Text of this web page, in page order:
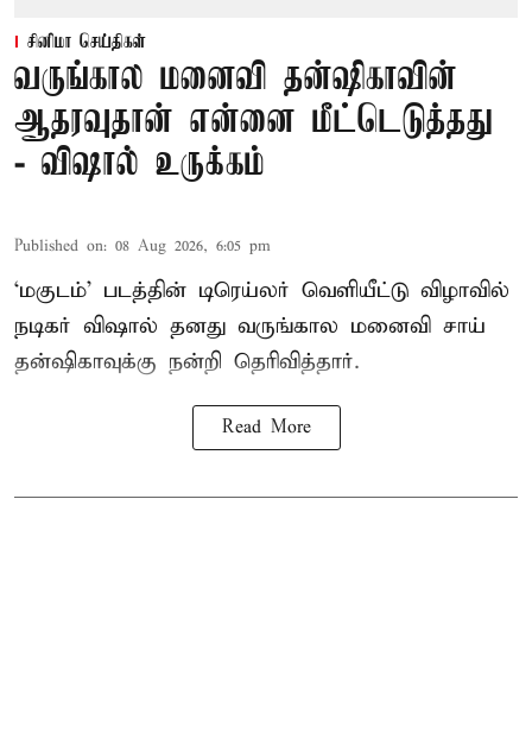
சினிமா செய்திகள்
வருங்கால மனைவி தன்ஷிகாவின்
ஆதரவுதான் என்னை மீட்டெடுத்தது
- விஷால் உருக்கம்
Published on: 08 Aug 2026, 6:05 pm
‘மகுடம்’ படத்தின் டிரெய்லர் வெளியீட்டு விழாவில்
நடிகர் விஷால் தனது வருங்கால மனைவி சாய்
தன்ஷிகாவுக்கு நன்றி தெரிவித்தார்.
Read More